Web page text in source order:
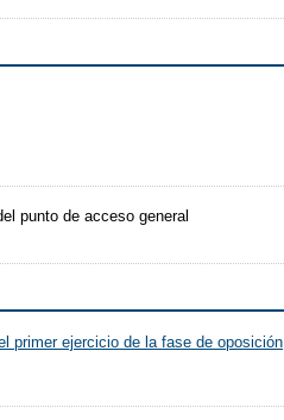
punto de acceso general
primer ejercicio de la fase de oposición